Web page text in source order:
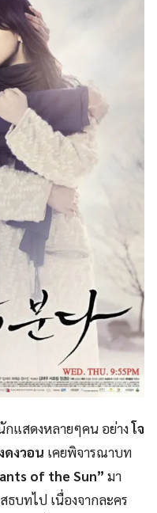
กแสดงหลายๆคน อย่างโจ
ดงวอน เคยพิจารณาบท
of the Sun” มา
ธบทไป เนื่องจากละคร